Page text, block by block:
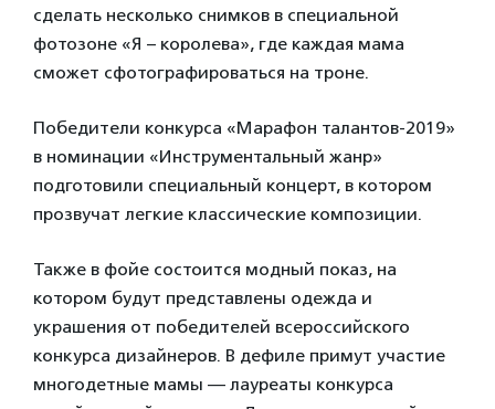
сделать несколько снимков в специальной
фотозоне «Я – королева», где каждая мама
сможет сфотографироваться на троне.
Победители конкурса «Марафон талантов-2019»
в номинации «Инструментальный жанр»
подготовили специальный концерт, в котором
прозвучат легкие классические композиции.
Также в фойе состоится модный показ, на
котором будут представлены одежда и
украшения от победителей всероссийского
конкурса дизайнеров. В дефиле примут участие
многодетные мамы — лауреаты конкурса